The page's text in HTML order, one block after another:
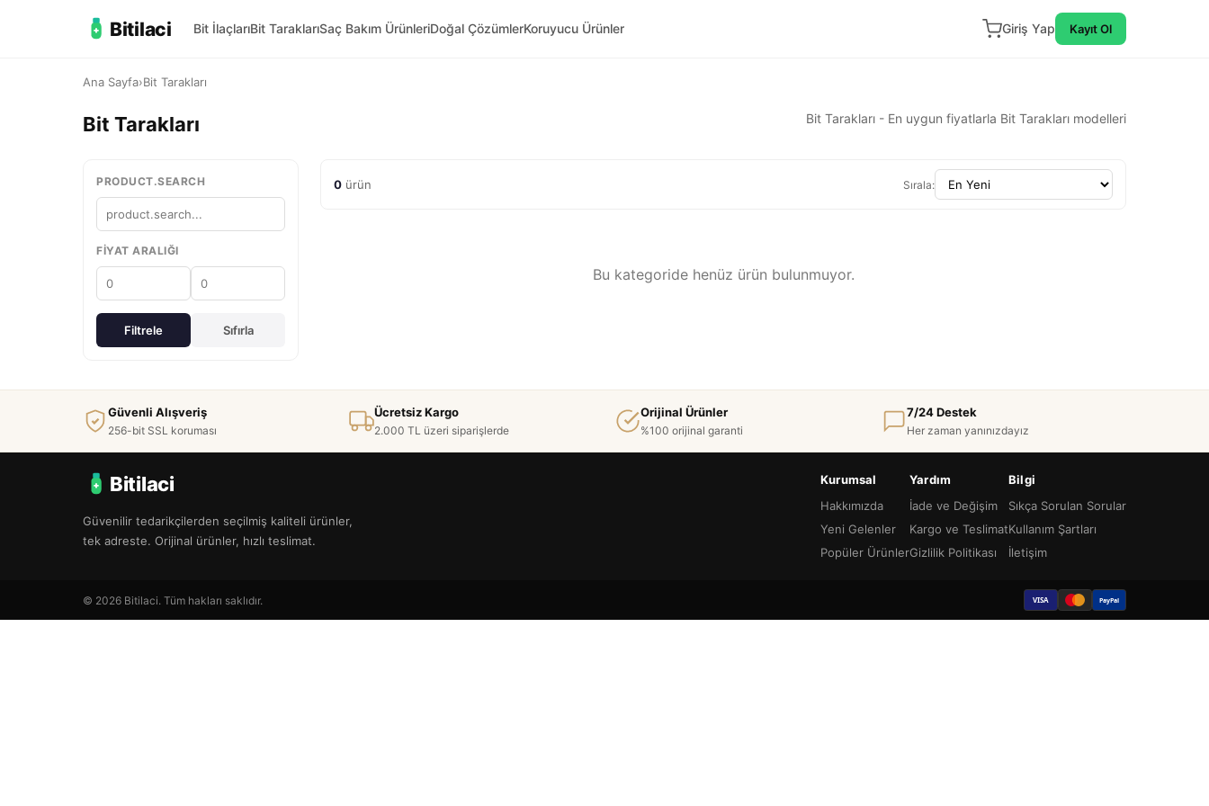
Bitilaci Bit İlaçlarıBit TaraklarıSaç Bakım ÜrünleriDoğal ÇözümlerKoruyucu Ürünler Giriş Yap Kayıt Ol
Ana Sayfa›Bit Tarakları
Bit Tarakları Bit Tarakları - En uygun fiyatlarla Bit Tarakları modelleri
PRODUCT.SEARCH
FIYAT ARALIĞI
Filtrele Sıfırla
0 ürün Sırala:
Bu kategoride henüz ürün bulunmuyor.
Güvenli Alışveriş
256-bit SSL koruması
Ücretsiz Kargo
2.000 TL üzeri siparişlerde
Orijinal Ürünler
%100 orijinal garanti
7/24 Destek
Her zaman yanınızdayız
Bitilaci
Güvenilir tedarikçilerden seçilmiş kaliteli ürünler,
tek adreste. Orijinal ürünler, hızlı teslimat.
Kurumsal
Hakkımızda
Yeni Gelenler
Popüler Ürünler
Yardım
İade ve Değişim
Kargo ve Teslimat
Gizlilik Politikası
Bilgi
Sıkça Sorulan Sorular
Kullanım Şartları
İletişim
© 2026 Bitilaci. Tüm hakları saklıdır. VISA PayPal